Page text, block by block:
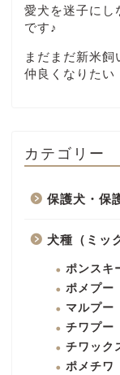
愛犬を迷子にし
です♪
まだまだ新米
仲良くなりたい
カテゴリー
保護犬・保
犬種（ミッ
ポンスキ
ポメプー
マルプー
チワプー
チワック
ポメチワ